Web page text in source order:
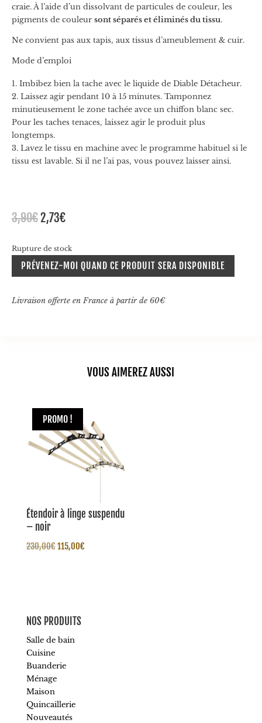
craie. À l’aide d’un dissolvant de particules de couleur, les
pigments de couleur sont séparés et éliminés du tissu.
Ne convient pas aux tapis, aux tissus d’ameublement & cuir.
Mode d’emploi
Imbibez bien la tache avec le liquide de Diable Détacheur.
Laissez agir pendant 10 à 15 minutes. Tamponnez
minutieusement le zone tachée avce un chiffon blanc sec.
Pour les taches tenaces, laissez agir le produit plus
longtemps.
Lavez le tissu en machine avec le programme habituel si le
tissu est lavable. Si il ne l’ai pas, vous pouvez laisser ainsi.
3,90€Le
initial
était :
3,90€.
2,73€Le
actuel
est :
2,73€.
Rupture de stock
PRÉVENEZ-MOI QUAND CE PRODUIT SERA DISPONIBLE
Livraison offerte en France à partir de 60€
VOUS AIMEREZ AUSSI
PROMO !
Étendoir à linge suspendu
– noir
230,00€Le
115,00€Le
NOS PRODUITS
Salle de bain
Cuisine
Buanderie
Ménage
Maison
Quincaillerie
Nouveautés